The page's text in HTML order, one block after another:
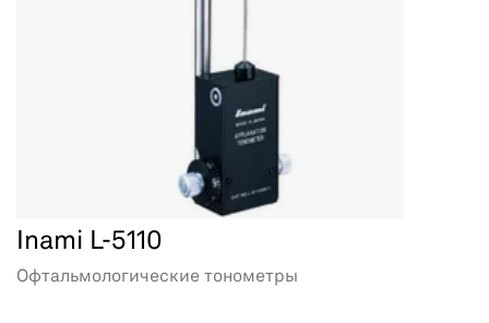
Inami L-5110
Офтальмологические тонометры